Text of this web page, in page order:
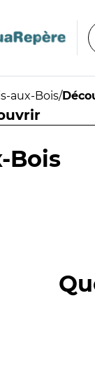
aux-Bois/
Bois